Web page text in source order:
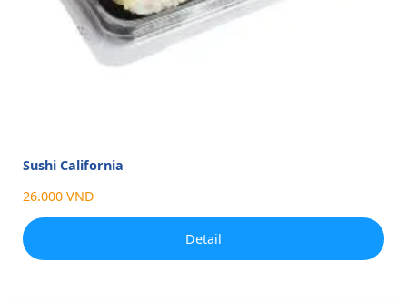
Sushi California
26.000 VND
Detail